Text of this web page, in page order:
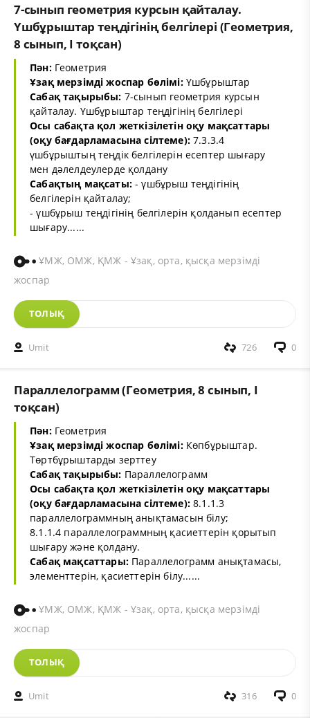
7-сынып геометрия курсын қайталау.
Үшбұрыштар теңдігінің белгілері (Геометрия,
8 сынып, I тоқсан)
Пән:Геометрия
Ұзақ мерзімді жоспар бөлімі:Үшбұрыштар
Сабақ тақырыбы: 7-сынып геометрия курсын
қайталау. Үшбұрыштар теңдігінің белгілері
Осы сабақта қол жеткізілетін оқу мақсаттары
(оқу бағдарламасына сілтеме):7.3.3.4
үшбұрыштың теңдік белгілерін есептер шығару
мен дәлелдеулерде қолдану
Сабақтың мақсаты:- үшбұрыш теңдігінің
белгілерін қайталау;
- үшбұрыш теңдігінің белгілерін қолданып есептер
шығару......
ҰМЖ, ОМЖ, ҚМЖ - Ұзақ, орта, қысқа мерзімді
жоспар
ТОЛЫҚ
Umit 0
726
Параллелограмм (Геометрия, 8 сынып, I
тоқсан)
Пән:Геометрия
Ұзақ мерзімді жоспар бөлімі:Көпбұрыштар.
Төртбұрыштарды зерттеу
Сабақ тақырыбы: Параллелограмм
Осы сабақта қол жеткізілетін оқу мақсаттары
(оқу бағдарламасына сілтеме):8.1.1.3
параллелограммның анықтамасын білу;
8.1.1.4 параллелограммның қасиеттерін қорытып
шығару және қолдану.
Сабақ мақсаттары:Параллелограмм анықтамасы,
элементтерін, қасиеттерін білу......
ҰМЖ, ОМЖ, ҚМЖ - Ұзақ, орта, қысқа мерзімді
жоспар
ТОЛЫҚ
Umit 0
316